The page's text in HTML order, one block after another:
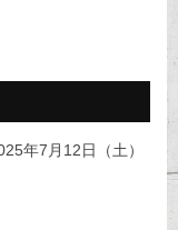
年7月12日（土）